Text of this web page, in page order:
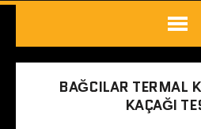
BAĞCILAR TERMAL
KAÇAĞI